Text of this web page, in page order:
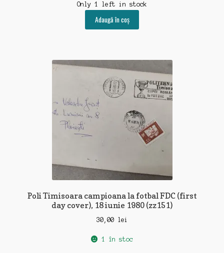
Only 1 left in stock
Adaugă în coș
Poli Timisoara campioana la fotbal FDC (first
day cover), 18 iunie 1980 (zz151)
30,00 lei
1 în stoc